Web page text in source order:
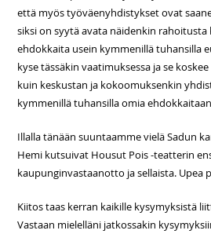
että myös työväenyhdistykset ovat
siksi on syytä avata näidenkin
ehdokkaita usein kymmenillä tuhansilla
kyse tässäkin vaatimuksessa ja se
kuin keskustan ja kokoomuksenkin
kymmenillä tuhansilla omia
Illalla tänään suuntaamme vielä Sadun
Hemi kutsuivat Housut Pois -teatterin
kaupunginvastaanotto ja sellaista. Upea
Kiitos taas kerran kaikille kysymyksistä
Vastaan mielelläni jatkossakin